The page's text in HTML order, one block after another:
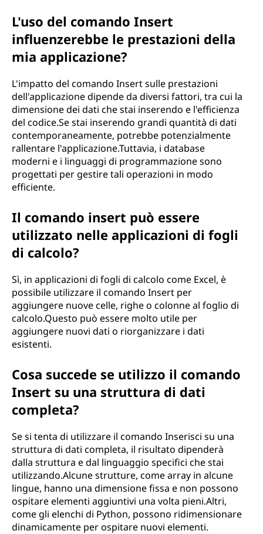
L'uso del comando Insert
influenzerebbe le prestazioni della
mia applicazione?
L'impatto del comando Insert sulle prestazioni
dell'applicazione dipende da diversi fattori, tra cui la
dimensione dei dati che stai inserendo e l'efficienza
del codice.Se stai inserendo grandi quantità di dati
contemporaneamente, potrebbe potenzialmente
rallentare l'applicazione.Tuttavia, i database
moderni e i linguaggi di programmazione sono
progettati per gestire tali operazioni in modo
efficiente.
Il comando insert può essere
utilizzato nelle applicazioni di fogli
di calcolo?
Sì, in applicazioni di fogli di calcolo come Excel, è
possibile utilizzare il comando Insert per
aggiungere nuove celle, righe o colonne al foglio di
calcolo.Questo può essere molto utile per
aggiungere nuovi dati o riorganizzare i dati
esistenti.
Cosa succede se utilizzo il comando
Insert su una struttura di dati
completa?
Se si tenta di utilizzare il comando Inserisci su una
struttura di dati completa, il risultato dipenderà
dalla struttura e dal linguaggio specifici che stai
utilizzando.Alcune strutture, come array in alcune
lingue, hanno una dimensione fissa e non possono
ospitare elementi aggiuntivi una volta pieni.Altri,
come gli elenchi di Python, possono ridimensionare
dinamicamente per ospitare nuovi elementi.